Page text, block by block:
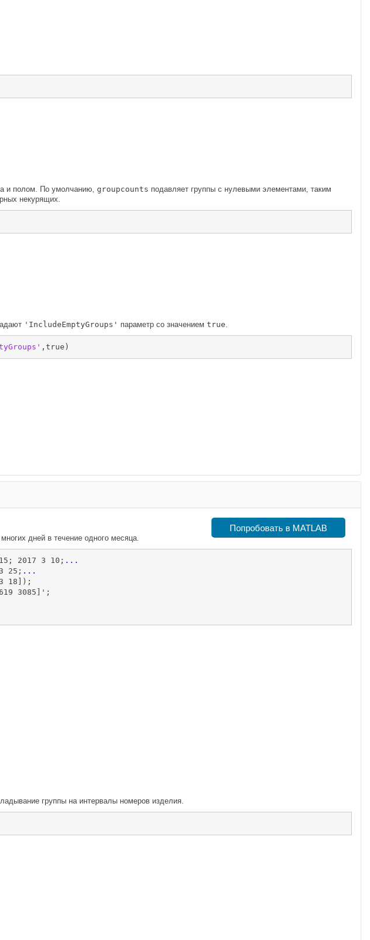
и полом. По умолчанию, groupcounts подавляет группы с нулевыми элементами, таким
некурящих.
'IncludeEmptyGroups' параметр со значением true.
,true)
Попробовать в MATLAB
дней в течение одного месяца.
2017 3 10; ...
25;
...
18]);
3085]';
группы на интервалы номеров изделия.